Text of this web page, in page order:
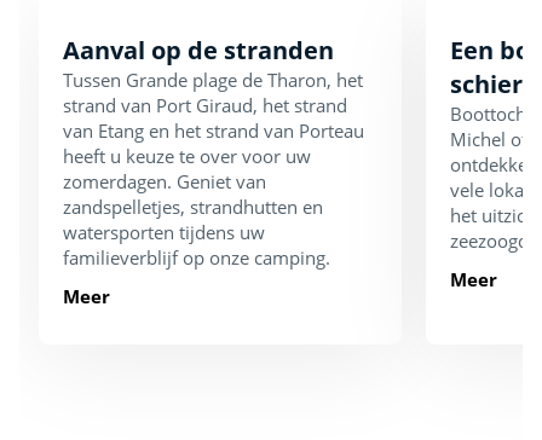
Aanval op de stranden
Tussen Grande plage de Tharon, het
strand van Port Giraud, het strand
van Etang en het strand van Porteau
heeft u keuze te over voor uw
zomerdagen. Geniet van
zandspelletjes, strandhutten en
watersporten tijdens uw
familieverblijf op onze camping.
Meer
Een
Michel of
vele
het
Meer